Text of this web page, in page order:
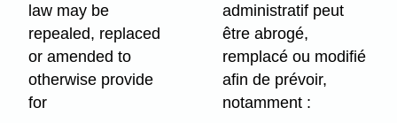
law may be
repealed, replaced
or amended to
otherwise provide
for
administratif peut
être abrogé,
remplacé ou modifié
afin de prévoir,
notamment :